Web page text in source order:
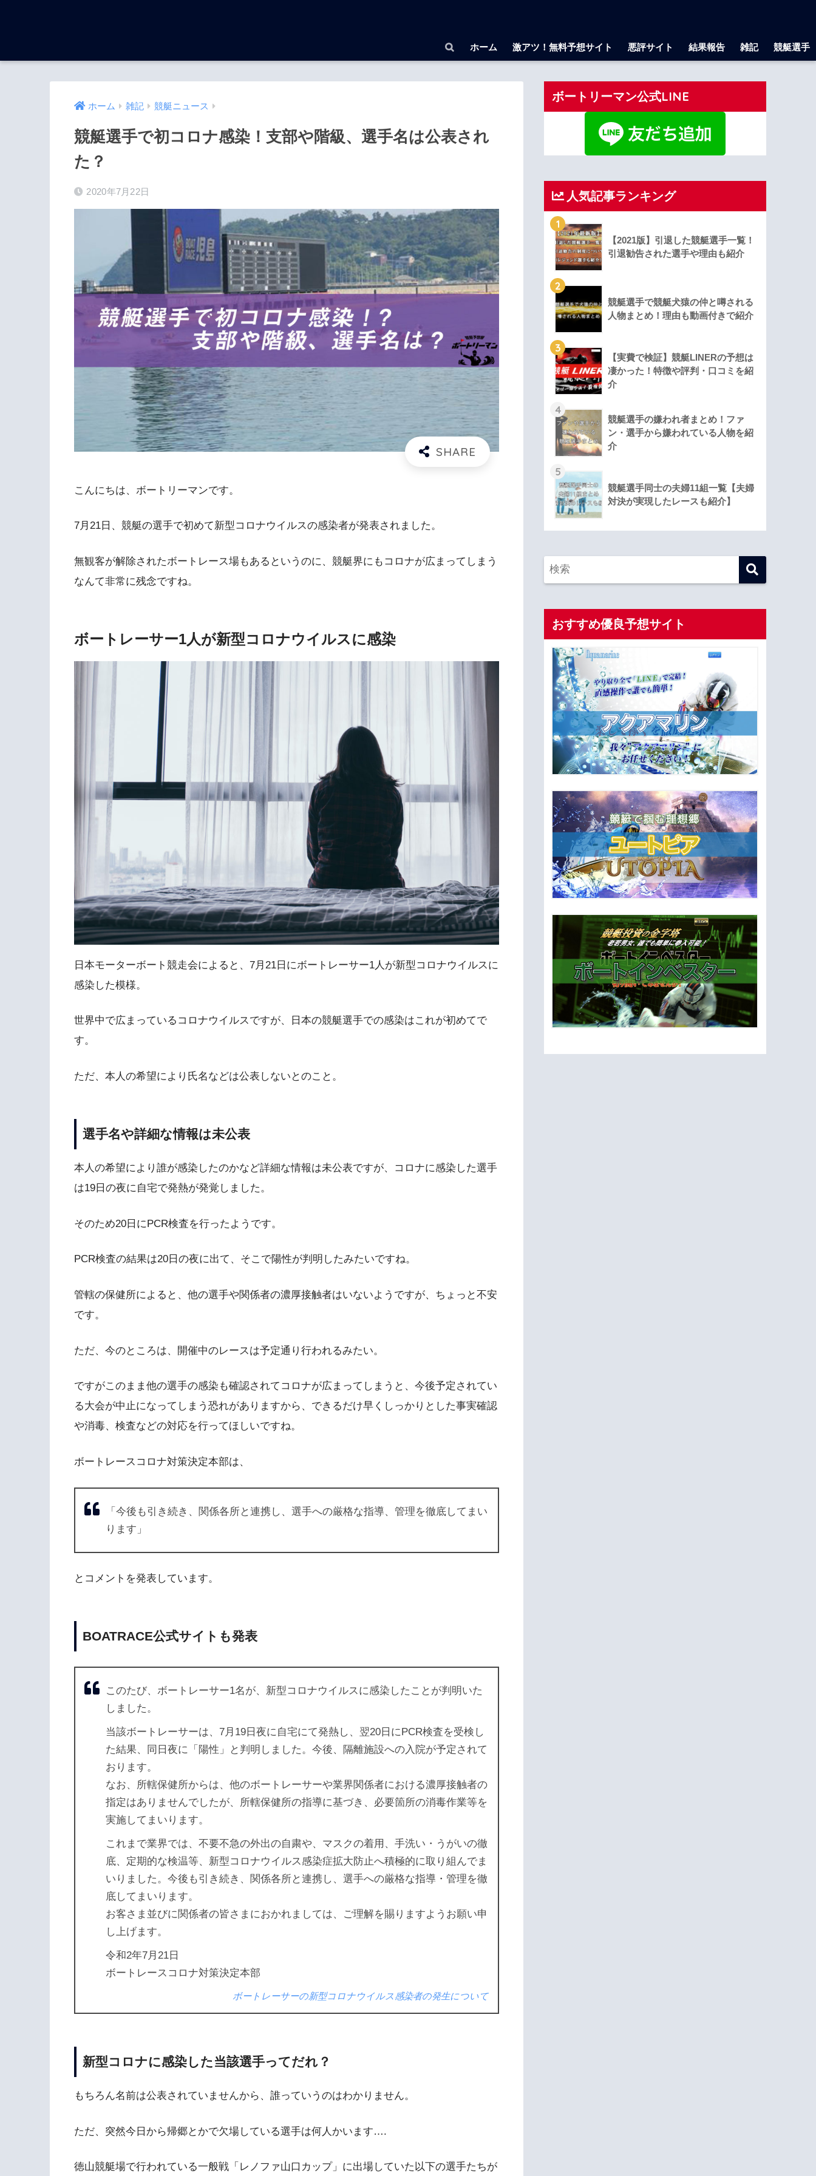
ホーム 激アツ！無料予想サイト 悪評サイト 結果報告 雑記 競艇選手
ホーム 雑記 競艇ニュース
競艇選手で初コロナ感染！支部や階級、選手名は公表され
た？
2020年7月22日
こんにちは、ボートリーマンです。
7月21日、競艇の選手で初めて新型コロナウイルスの感染者が発表されました。
無観客が解除されたボートレース場もあるというのに、競艇界にもコロナが広まってしまう
なんて非常に残念ですね。
ボートレーサー1人が新型コロナウイルスに感染
日本モーターボート競走会によると、7月21日にボートレーサー1人が新型コロナウイルスに
感染した模様。
世界中で広まっているコロナウイルスですが、日本の競艇選手での感染はこれが初めてで
す。
ただ、本人の希望により氏名などは公表しないとのこと。
選手名や詳細な情報は未公表
本人の希望により誰が感染したのかなど詳細な情報は未公表ですが、コロナに感染した選手
は19日の夜に自宅で発熱が発覚しました。
そのため20日にPCR検査を行ったようです。
PCR検査の結果は20日の夜に出て、そこで陽性が判明したみたいですね。
管轄の保健所によると、他の選手や関係者の濃厚接触者はいないようですが、ちょっと不安
です。
ただ、今のところは、開催中のレースは予定通り行われるみたい。
ですがこのまま他の選手の感染も確認されてコロナが広まってしまうと、今後予定されてい
る大会が中止になってしまう恐れがありますから、できるだけ早くしっかりとした事実確認
や消毒、検査などの対応を行ってほしいですね。
ボートレースコロナ対策決定本部は、
「今後も引き続き、関係各所と連携し、選手への厳格な指導、管理を徹底してまい
ります」
とコメントを発表しています。
BOATRACE公式サイトも発表
このたび、ボートレーサー1名が、新型コロナウイルスに感染したことが判明いた
しました。
当該ボートレーサーは、7月19日夜に自宅にて発熱し、翌20日にPCR検査を受検し
た結果、同日夜に「陽性」と判明しました。今後、隔離施設への入院が予定されて
おります。
なお、所轄保健所からは、他のボートレーサーや業界関係者における濃厚接触者の
指定はありませんでしたが、所轄保健所の指導に基づき、必要箇所の消毒作業等を
実施してまいります。
これまで業界では、不要不急の外出の自粛や、マスクの着用、手洗い・うがいの徹
底、定期的な検温等、新型コロナウイルス感染症拡大防止へ積極的に取り組んでま
いりました。今後も引き続き、関係各所と連携し、選手への厳格な指導・管理を徹
底してまいります。
お客さま並びに関係者の皆さまにおかれましては、ご理解を賜りますようお願い申
し上げます。
令和2年7月21日
ボートレースコロナ対策決定本部
ボートレーサーの新型コロナウイルス感染者の発生について
新型コロナに感染した当該選手ってだれ？
もちろん名前は公表されていませんから、誰っていうのはわかりません。
ただ、突然今日から帰郷とかで欠場している選手は何人かいます….
徳山競艇場で行われている一般戦「レノファ山口カップ」に出場していた以下の選手たちが
ボートリーマン公式LINE
人気記事ランキング
1
【2021版】引退した競艇選手一覧！
引退勧告された選手や理由も紹介
2
競艇選手で競艇犬猿の仲と噂される
人物まとめ！理由も動画付きで紹介
3
【実費で検証】競艇LINERの予想は
凄かった！特徴や評判・口コミを紹
介
4
競艇選手の嫌われ者まとめ！ファ
ン・選手から嫌われている人物を紹
介
5
競艇選手同士の夫婦11組一覧【夫婦
対決が実現したレースも紹介】
おすすめ優良予想サイト